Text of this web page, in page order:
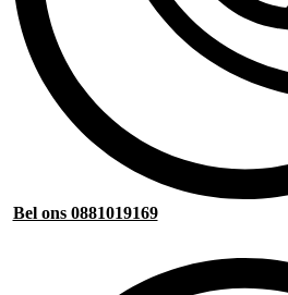
Bel ons 0881019169